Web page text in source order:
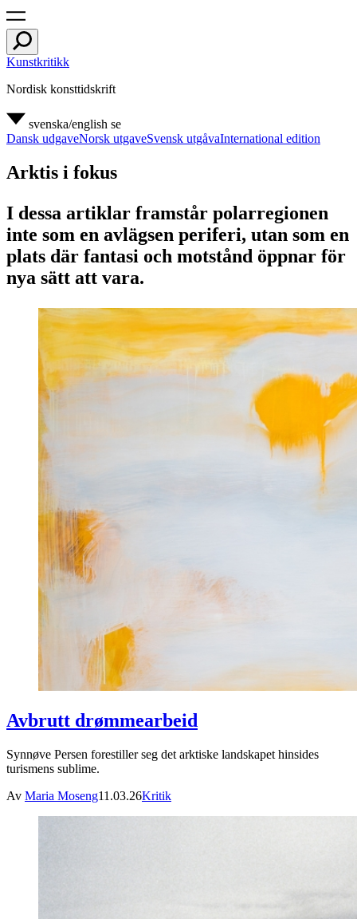
Kunstkritikk
Nordisk konsttidskrift
svenska/english se
Dansk udgaveNorsk utgaveSvensk utgåvaInternational edition
Arktis i fokus
I dessa artiklar framstår polarregionen
inte som en avlägsen periferi, utan som en
plats där fantasi och motstånd öppnar för
nya sätt att vara.
Avbrutt drømmearbeid
Synnøve Persen forestiller seg det arktiske landskapet hinsides
turismens sublime.
Av Maria Moseng11.03.26Kritik